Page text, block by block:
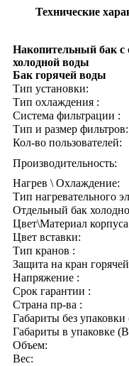
Технические
Накопительный бак с
холодной воды
Бак горячей воды
Тип установки:
Тип охлаждения :
Система фильтрации :
Тип и размер фильтров:
Кол-во пользователей:
Производительность:
Нагрев \ Охлаждение:
Тип нагревательного
Отдельный бак
Цвет\Материал
Цвет вставки:
Тип кранов :
Защита на кран
Напряжение :
Срок гарантии :
Страна пр-ва :
Габариты без
Габариты в упаковке
Объем:
Вес: